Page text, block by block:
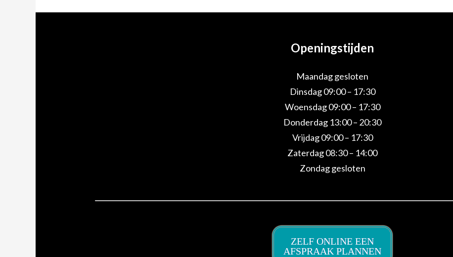
Openingstijden
Maandag gesloten
Dinsdag 09:00 – 17:30
Woensdag 09:00 – 17:30
Donderdag 13:00 – 20:30
Vrijdag 09:00 – 17:30
Zaterdag 08:30 – 14:00
Zondag gesloten
ZELF ONLINE EEN
AFSPRAAK PLANNEN